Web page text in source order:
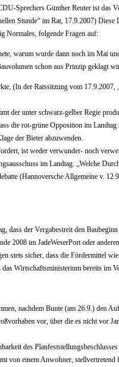
Sprechers Günther Reuter ist das
Stunde“ im Rat, 17.9.2007)
Normales, folgende Fragen auf:
warum wurde dann noch im Mai
schon aus Prinzip geklagt
(In der Ratssitzung vom
der unter schwarz-gelber Regie
die rot-grüne Opposition im
der Bieter abzuwenden.
ist weder verwunder- noch
im Landtag. „Welche
(Hannoversche Allgemeine v.
dass der Vergabestreit den
2008 im JadeWeserPort oder
stets sicher, dass die Fördermittel
Wirtschaftsministerium bereits im
nachdem Bunte (am 26.9.) den
vor, über die es nicht vor
des
von einem Anwohner,